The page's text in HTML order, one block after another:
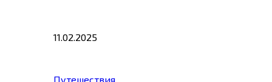
11.02.2025
Путешествия